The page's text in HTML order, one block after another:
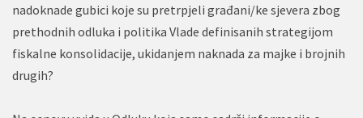
nadoknade gubici koje su pretrpjeli građani/ke sjevera zbog
prethodnih odluka i politika Vlade definisanih strategijom
fiskalne konsolidacije, ukidanjem naknada za majke i brojnih
drugih?